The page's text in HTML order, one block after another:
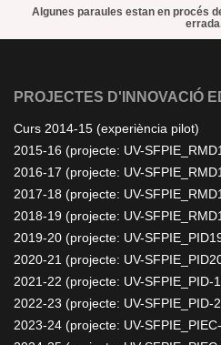
Algunes paraules estan en procés
PROJECTES D'INNOVACIÓ
Curs 2014-15 (experiència pilot)
2015-16 (projecte: UV-
2016-17 (projecte: UV-
2017-18 (projecte: UV-
2018-19 (projecte: UV-
2019-20 (projecte: UV-
2020-21 (projecte: UV-
2021-22 (projecte: UV-SFPIE_PID-
2022-23 (projecte: UV-SFPIE_PID-
2023-24 (projecte: UV-